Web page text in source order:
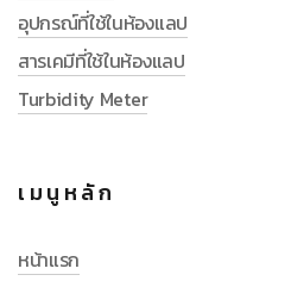
อุปกรณ์ที่ใช้ในห้องแลป
สารเคมีที่ใช้ในห้องแลป
Turbidity Meter
เมนูหลัก
หน้าแรก